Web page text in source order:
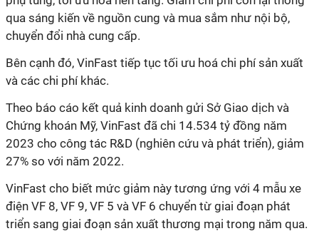
qua sáng kiến về nguồn cung và mua sắm như nội bộ,
chuyển đổi nhà cung cấp.
Bên cạnh đó, VinFast tiếp tục tối ưu hoá chi phí sản xuất
và các chi phí khác.
Theo báo cáo kết quả kinh doanh gửi Sở Giao dịch và
Chứng khoán Mỹ, VinFast đã chi 14.534 tỷ đồng năm
2023 cho công tác R&D (nghiên cứu và phát triển), giảm
27% so với năm 2022.
VinFast cho biết mức giảm này tương ứng với 4 mẫu xe
điện VF 8, VF 9, VF 5 và VF 6 chuyển từ giai đoạn phát
triển sang giai đoạn sản xuất thương mại trong năm qua.